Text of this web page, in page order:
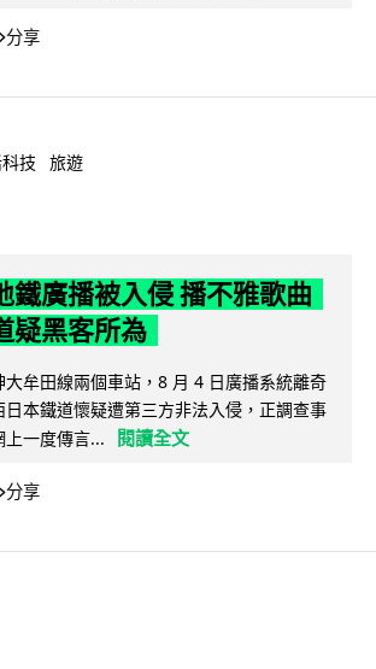
分享
技 旅遊
鐵廣播被入侵 播不雅歌曲
疑黑客所為
大牟田線兩個車站，8 月 4 日廣播系統離奇
本鐵道懷疑遭第三方非法入侵，正調查事
一度傳言...
閱讀全文
分享